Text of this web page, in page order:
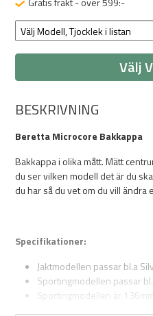
Välj
BESKRIVNING
Beretta Microcore Bakkappa
Bakkappa i olika mått. Mätt
du ser vilken modell det är du
du har så du vet om du vill ändra
Specifikationer:
Jaktmodellen passar bl.a
Sportingmodellen passar
Sportingmodellen är